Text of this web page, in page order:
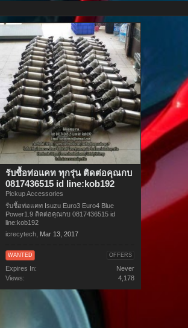
รับชื้อท่อแคท ทุกรุ่น ติดต่อคุณกบ
0817436515 id line:kob192
Pickup Accessories
รับชื้อท่อแคท Isuzu Euro3 Euro4 Blue
Power1.9 ติดต่อคุณกบ 0817436515 id
line:kob192
icrecytech Mar 13, 2017
WANTED OFFERS
Expires In:
Never
Views:
4,178